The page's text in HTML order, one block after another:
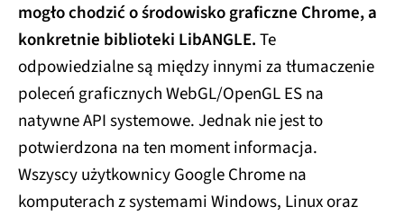
mogło chodzić o środowisko graficzne Chrome, a
konkretnie biblioteki LibANGLE.Te
odpowiedzialne są między innymi za tłumaczenie
poleceń graficznych WebGL/OpenGL ES na
natywne API systemowe. Jednak nie jest to
potwierdzona na ten moment informacja.
Wszyscy użytkownicy Google Chrome na
komputerach z systemami Windows, Linux oraz